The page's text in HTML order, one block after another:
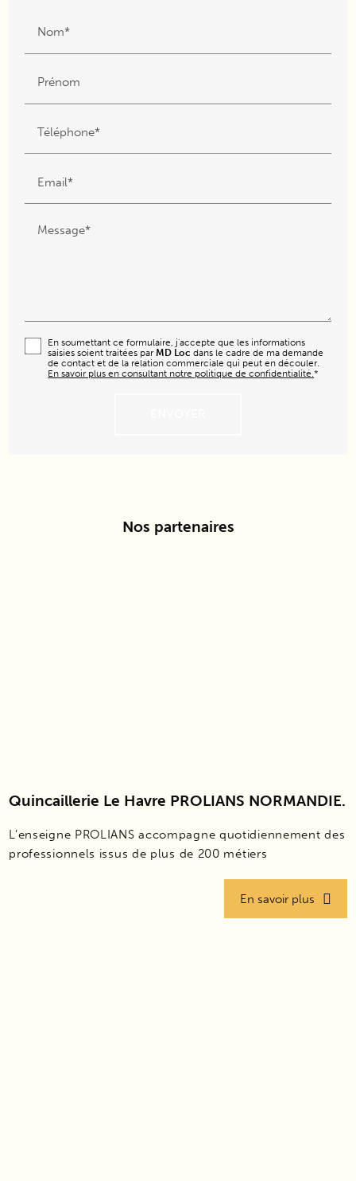
Nom*
Prénom
Téléphone*
Email*
Message*
En soumettant ce formulaire, j'accepte que les informations
saisies soient traitées parMD Loc dans le cadre de ma demande
de contact et de la relation commerciale qui peut en découler.
En savoir plus en consultant notre politique de confidentialité.*
Nos partenaires
Quincaillerie Le Havre PROLIANS NORMANDIE.
L’enseigne PROLIANS accompagne quotidiennement des
professionnels issus de plus de 200 métiers
En savoir plus